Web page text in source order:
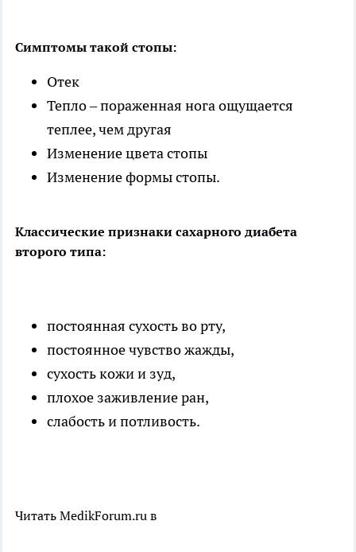
Симптомы такой стопы:
Отек
Тепло – пораженная нога ощущается
теплее, чем другая
Изменение цвета стопы
Изменение формы стопы.
Классические признаки сахарного диабета
второго типа:
постоянная сухость во рту,
постоянное чувство жажды,
сухость кожи и зуд,
плохое заживление ран,
слабость и потливость.
Читать MedikForum.ru в